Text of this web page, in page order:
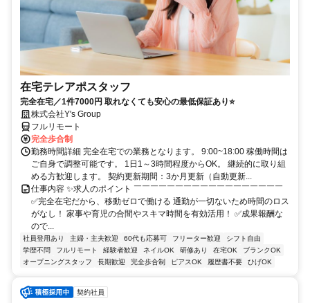
在宅テレアポスタッフ
完全在宅／1件7000円 取れなくても安心の最低保証あり⭐
株式会社Y's Group
フルリモート
完全歩合制
勤務時間詳細 完全在宅での業務となります。 9:00~18:00 稼働時間は
ご自身で調整可能です。 1日1～3時間程度からOK。 継続的に取り組
める方歓迎します。 契約更新期間：3か月更新（自動更新...
仕事内容 ✨求人のポイント ￣￣￣￣￣￣￣￣￣￣￣￣￣￣￣￣￣￣
✅完全在宅だから、移動ゼロで働ける 通勤が一切ないため時間のロス
がなし！ 家事や育児の合間やスキマ時間を有効活用！ ✅成果報酬な
ので...
社員登用あり 主婦・主夫歓迎 60代も応募可 フリーター歓迎
シフト自由
学歴不問
フルリモート 経験者歓迎 ネイルOK 研修あり 在宅OK
ブランクOK
オープニングスタッフ
長期歓迎 完全歩合制 ピアスOK 履歴書不要 ひげOK
契約社員